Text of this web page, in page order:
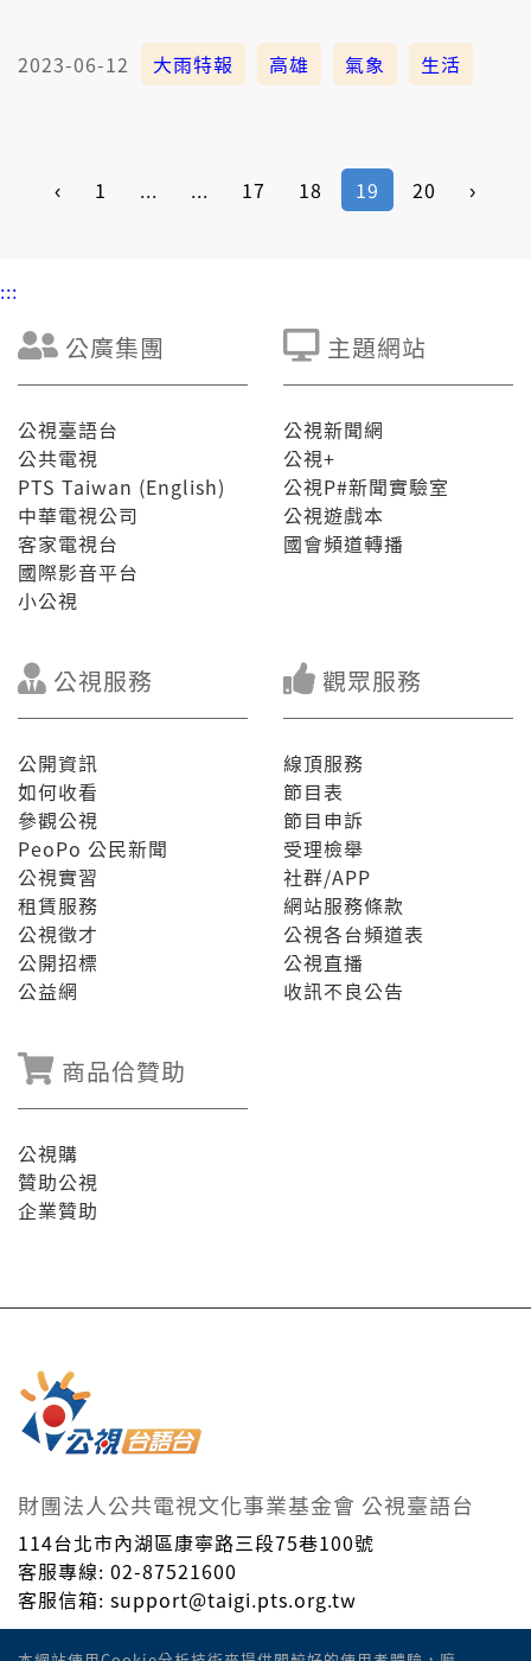
2023-06-12 大雨特報 高雄 氣象 生活
‹ 1 ... ... 17 18 19 20 ›
:::
公廣集團
公視臺語台
公共電視
PTS Taiwan (English)
中華電視公司
客家電視台
國際影音平台
小公視
主題網站
公視新聞網
公視+
公視P#新聞實驗室
公視遊戲本
國會頻道轉播
公視服務
公開資訊
如何收看
參觀公視
PeoPo 公民新聞
公視實習
租賃服務
公視徵才
公開招標
公益網
觀眾服務
線頂服務
節目表
節目申訴
受理檢舉
社群/APP
網站服務條款
公視各台頻道表
公視直播
收訊不良公告
商品佮贊助
公視購
贊助公視
企業贊助
財團法人公共電視文化事業基金會 公視臺語台
114台北市內湖區康寧路三段75巷100號
客服專線: 02-87521600
客服信箱: support@taigi.pts.org.tw
Taiwan Public Television Service Foundation. © All